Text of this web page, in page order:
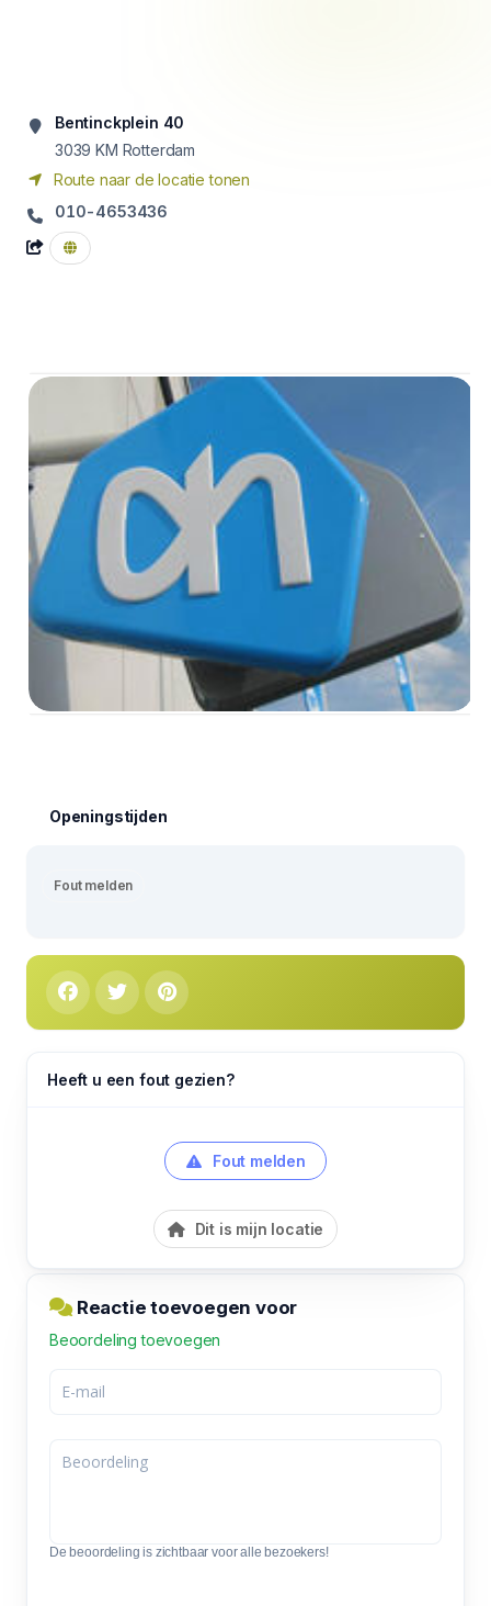
Bentinckplein 40
3039 KM Rotterdam
Route naar de locatie tonen
010-4653436
Openingstijden
Fout melden
Heeft u een fout gezien?
Fout melden
Dit is mijn locatie
Reactie toevoegen voor
Beoordeling toevoegen
De beoordeling is zichtbaar voor alle bezoekers!